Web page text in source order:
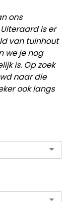
ons
is er
van tuinhout
we je nog
is. Op zoek
naar die
ook langs